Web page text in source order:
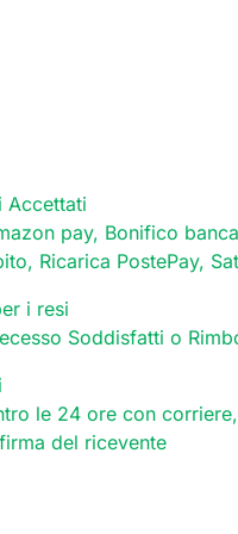
Accettati
pay, Bonifico
Ricarica PostePay,
i resi
Soddisfatti o
le 24 ore con
del ricevente